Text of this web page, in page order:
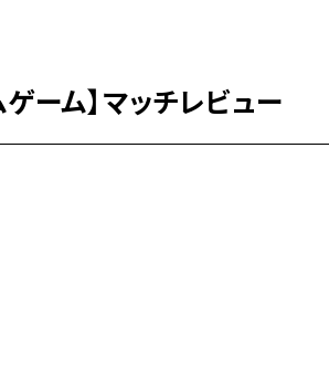
ーム】マッチレビュー